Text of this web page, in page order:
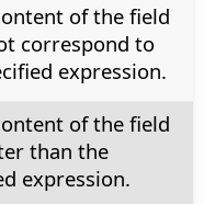
of the field
correspond to
expression.
of the field
than the
expression.